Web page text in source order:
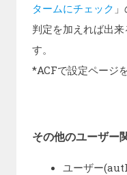
タームにチェック
判定を加えれば出
す。
*ACFで設定ページ
その他のユーザー
ユーザー